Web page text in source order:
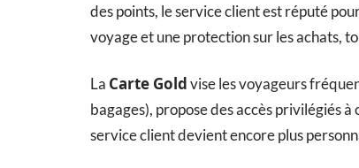
des points, le service client est réputé
voyage et une protection sur les achats,
La Carte Goldvise les voyageurs
bagages), propose des accès privilégiés
service client devient encore plus